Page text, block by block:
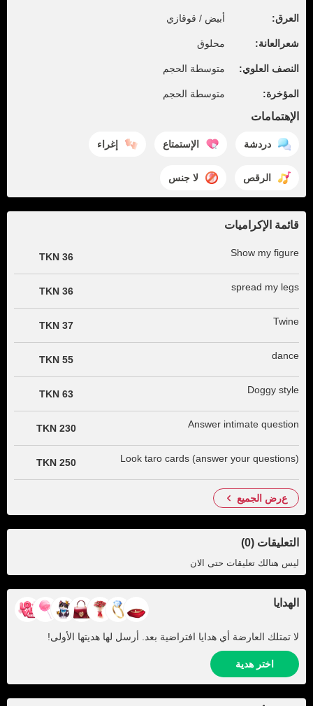
العرق: أبيض / قوقازي
شعرالعانة: محلوق
النصف العلوي: متوسطة الحجم
المؤخرة: متوسطة الحجم
الإهتمامات
دردشة الإستمتاع إغراء
الرقص لا جنس
قائمة الإكراميات
Show my figure
36 TKN
spread my legs
36 TKN
Twine
37 TKN
dance
55 TKN
Doggy style
63 TKN
Answer intimate question
230 TKN
Look taro cards (answer your questions)
250 TKN
عرض الجميع
التعليقات (0)
ليس هنالك تعليقات حتى الان
الهدايا
لا تمتلك العارضة أي هدايا افتراضية بعد. أرسل لها هديتها الأولى!
اختر هدية